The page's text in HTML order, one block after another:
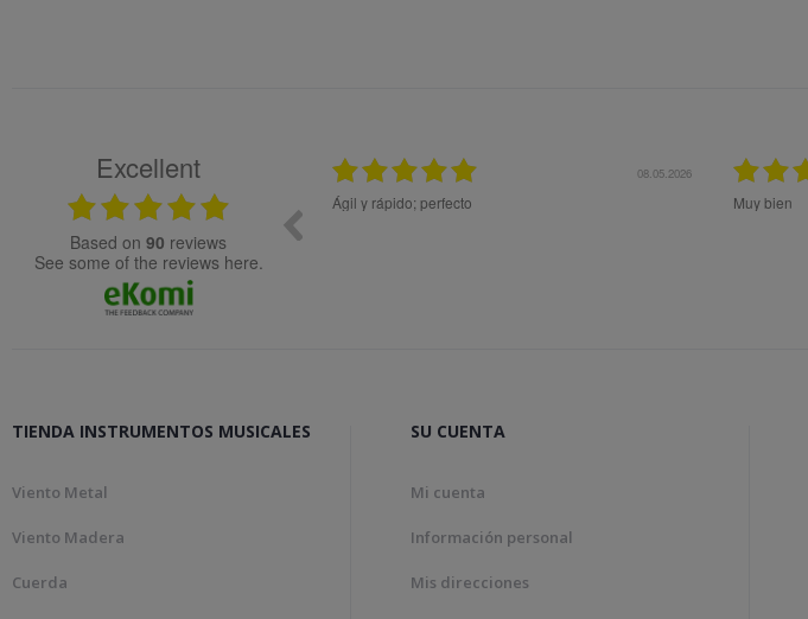
Excellent
based on 90 reviews
see some of the reviews here.
precio y el material de muy buena calidad.
08.05.2026
Ágil y rápido; perfecto Muy bien
TIENDA INSTRUMENTOS MUSICALES
Viento Metal
Viento Madera
Cuerda
SU CUENTA
Mi cuenta
Información personal
Mis direcciones